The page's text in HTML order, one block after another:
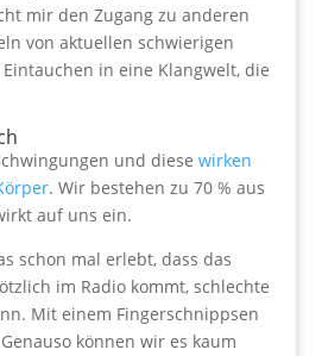
mir den Zugang zu anderen
von aktuellen schwierigen
in eine Klangwelt, die
und diese wirken
. Wir bestehen zu 70 % aus
auf uns ein.
schon mal erlebt, dass das
im Radio kommt, schlechte
Mit einem Fingerschnippsen
können wir es kaum